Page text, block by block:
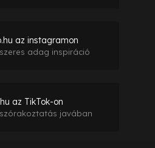
az instagramon
adag inspiráció
az TikTok-on
javában